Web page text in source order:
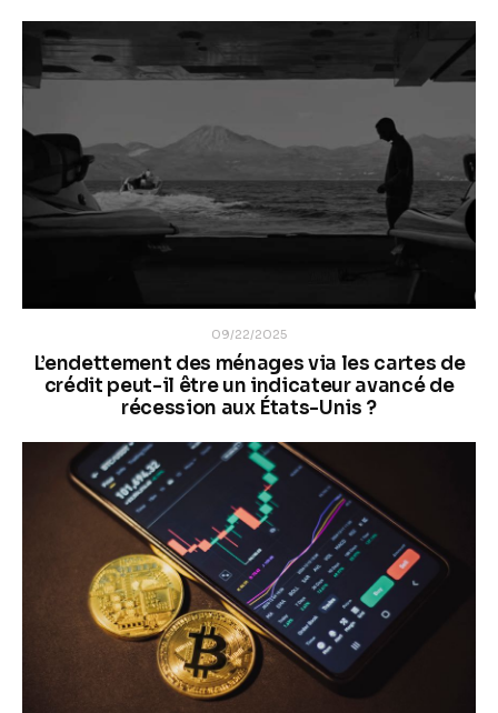
09/22/2025
L’endettement des ménages via les cartes de
crédit peut-il être un indicateur avancé de
récession aux États-Unis ?